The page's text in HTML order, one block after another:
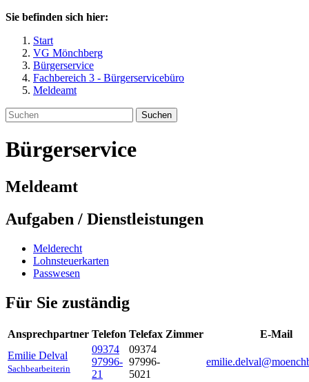
Sie befinden sich hier:
Start
VG Mönchberg
Bürgerservice
Fachbereich 3 - Bürgerservicebüro
Meldeamt
Suchen
Bürgerservice
Meldeamt
Aufgaben / Dienstleistungen
Melderecht
Lohnsteuerkarten
Passwesen
Für Sie zuständig
Ansprechpartner Telefon Telefax Zimmer
E-Mail
Emilie Delval
Sachbearbeiterin
09374
97996-
21
09374
97996-
5021